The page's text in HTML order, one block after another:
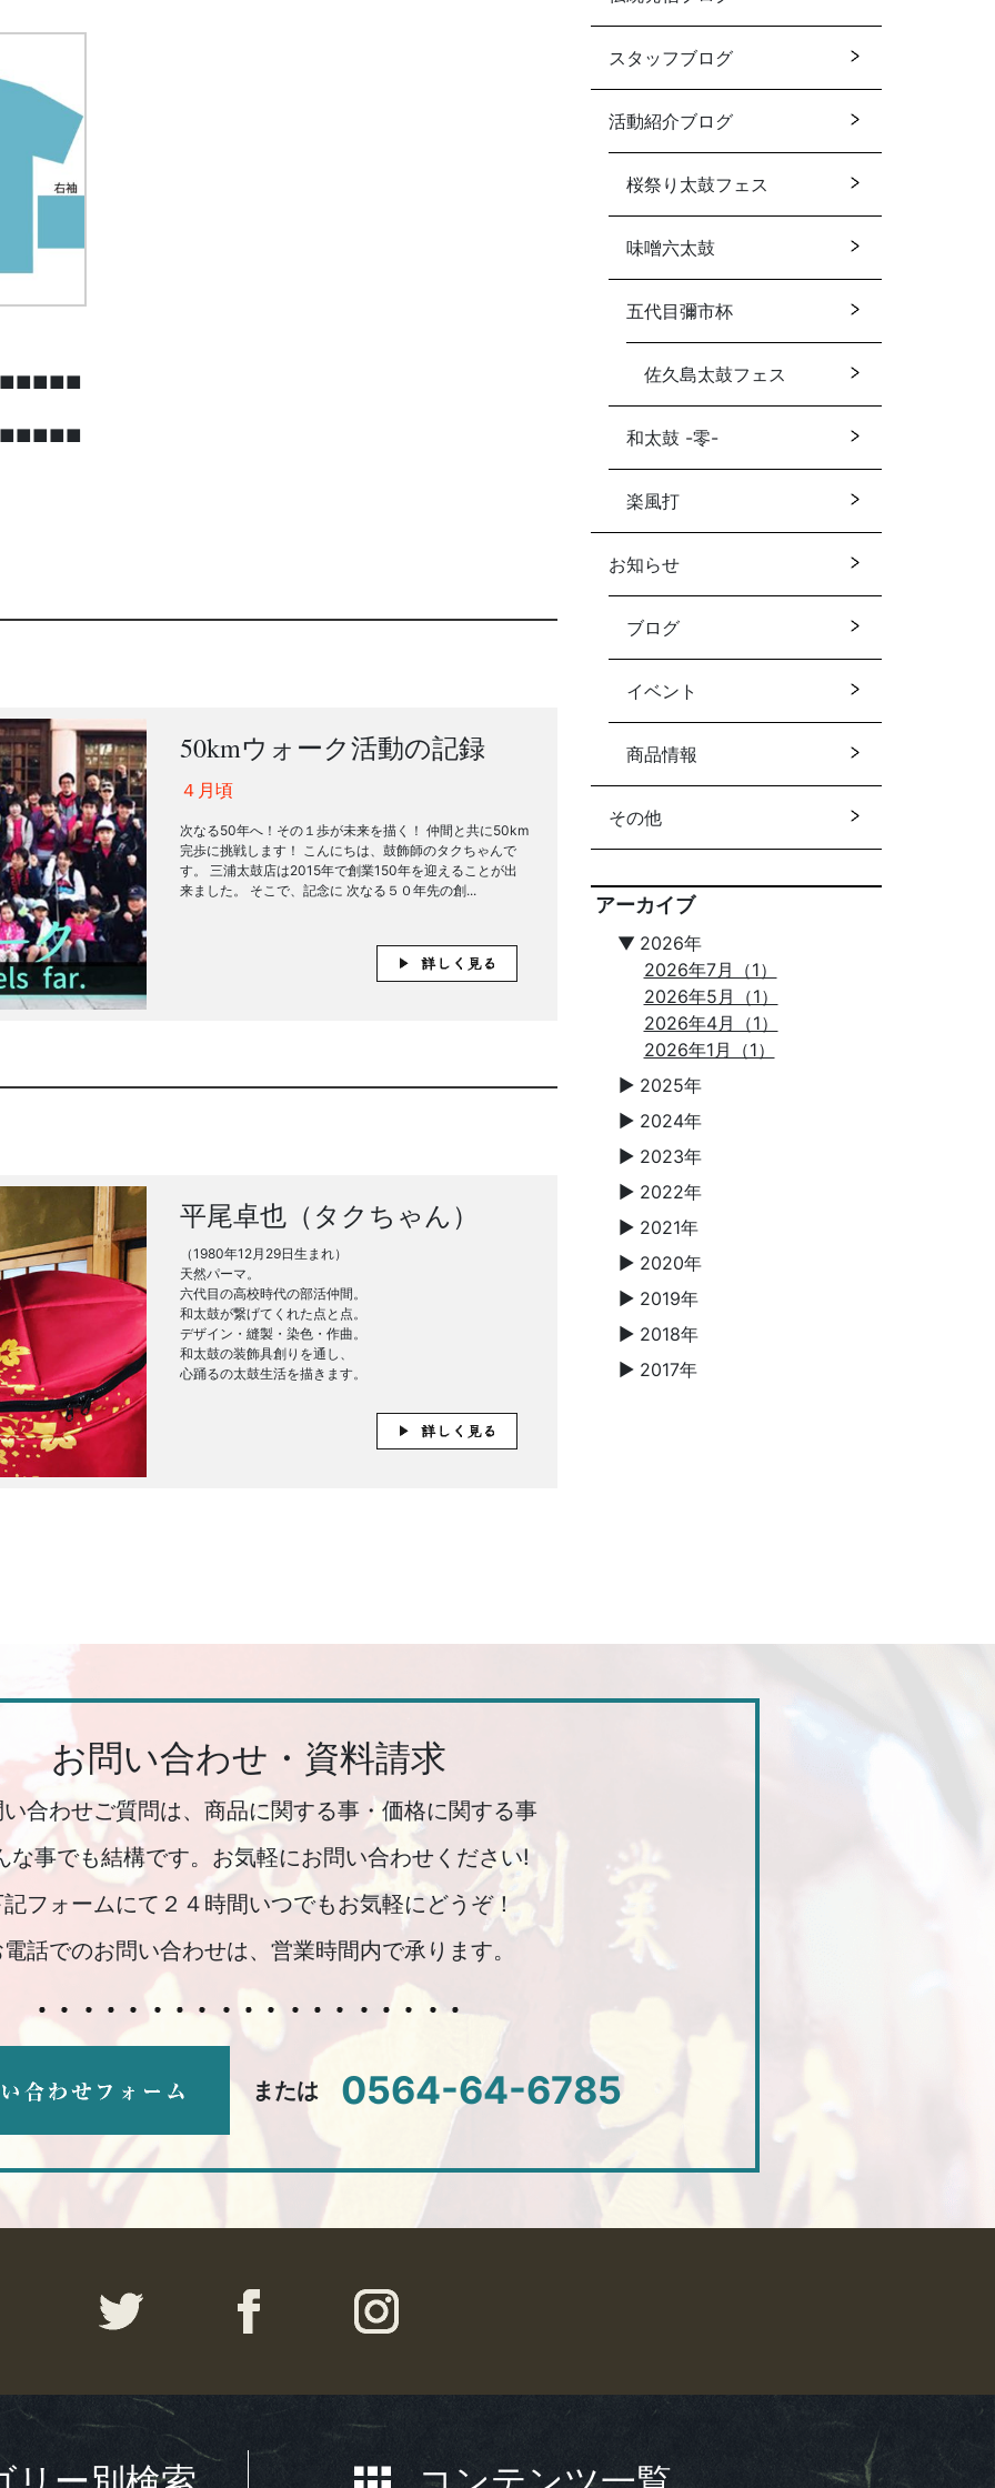
50kmウォーク活動の記録
４月頃
次なる50年へ！その１歩が未来を描く！ 仲間と共に50km
完歩に挑戦します！ こんにちは、鼓飾師のタクちゃんで
す。 三浦太鼓店は2015年で創業150年を迎えることが出
来ました。 そこで、記念に 次なる５０年先の創...
平尾卓也（タクちゃん）
（1980年12月29日生まれ）
天然パーマ。
六代目の高校時代の部活仲間。
和太鼓が繋げてくれた点と点。
デザイン・縫製・染色・作曲。
和太鼓の装飾具創りを通し、
心踊るの太鼓生活を描きます。
スタッフブログ
活動紹介ブログ
桜祭り太鼓フェス
味噌六太鼓
五代目彌市杯
佐久島太鼓フェス
和太鼓 -零-
楽風打
お知らせ
ブログ
イベント
商品情報
その他
アーカイブ
▼ 2026年
2026年7月（1）
2026年5月（1）
2026年4月（1）
2026年1月（1）
▼ 2025年
▼ 2024年
▼ 2023年
▼ 2022年
▼ 2021年
▼ 2020年
▼ 2019年
▼ 2018年
▼ 2017年
お問い合わせ・資料請求
合わせご質問は、商品に関する事・価格に関する事
な事でも結構です。お気軽にお問い合わせください!
フォームにて２４時間いつでもお気軽にどうぞ！
話でのお問い合わせは、営業時間内で承ります。
または 0564-64-6785